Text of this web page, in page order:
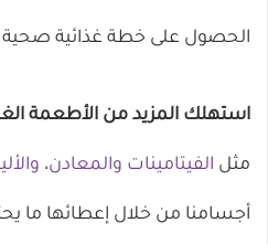
الحصول على خطة غذائية
استهلك المزيد من الأطعمة
مثل الفيتامينات والمعادن،
أجسامنا من خلال إعطائها ما